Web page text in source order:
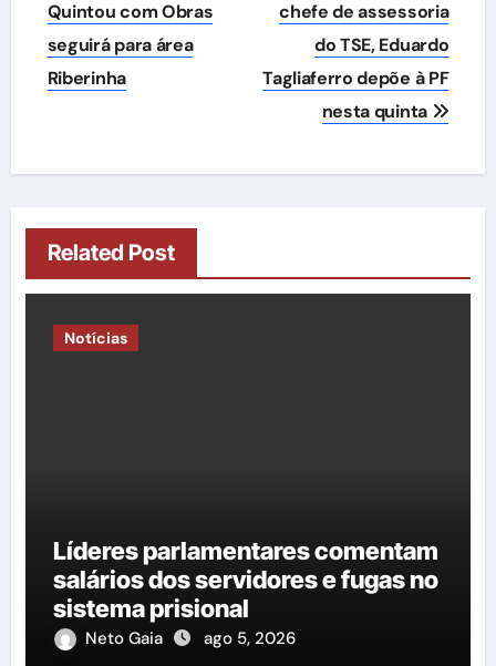
de
Post
Quintou com Obras
seguirá para área
Riberinha
chefe de assessoria
do TSE, Eduardo
Tagliaferro depõe à PF
nesta quinta
Related Post
Notícias
Líderes parlamentares comentam
salários dos servidores e fugas no
sistema prisional
Neto Gaia ago 5, 2026